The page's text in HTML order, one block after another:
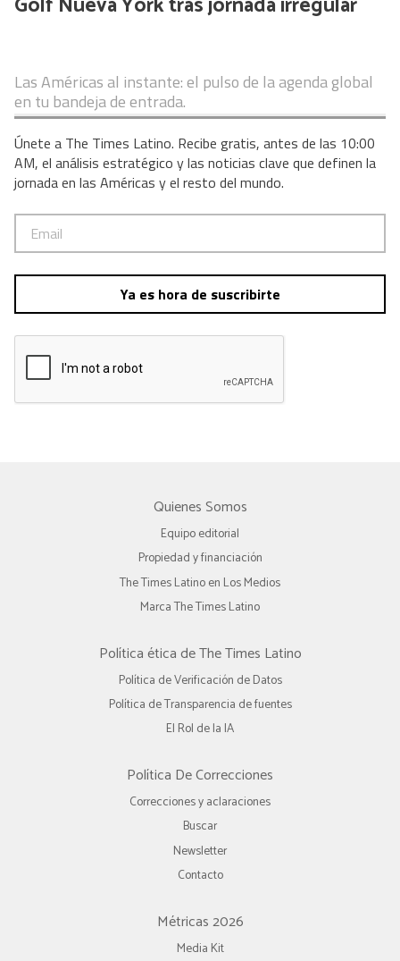
Las Américas al instante: el pulso de la agenda global
en tu bandeja de entrada.
Únete a The Times Latino. Recibe gratis, antes de las 10:00
AM, el análisis estratégico y las noticias clave que definen la
jornada en las Américas y el resto del mundo.
Ya es hora de suscribirte
Quienes Somos
Equipo editorial
Propiedad y financiación
The Times Latino en Los Medios
Marca The Times Latino
Política ética de The Times Latino
Política de Verificación de Datos
Política de Transparencia de fuentes
El Rol de la IA
Política De Correcciones
Correcciones y aclaraciones
Buscar
Newsletter
Contacto
Métricas 2026
Media Kit